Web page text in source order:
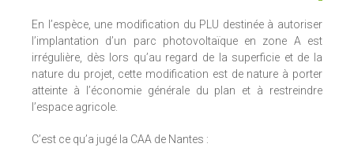
En l’espèce, une modification du PLU destinée à autoriser
l’implantation d’un parc photovoltaïque en zone A est
irrégulière, dès lors qu’au regard de la superficie et de la
nature du projet, cette modification est de nature à porter
atteinte à l’économie générale du plan et à restreindre
l’espace agricole.
C’est ce qu’a jugé la CAA de Nantes :